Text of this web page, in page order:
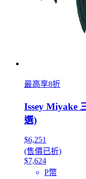
最高享8折
Issey Miyake
選)
$6,251
(售價已折)
$7,624
P幣